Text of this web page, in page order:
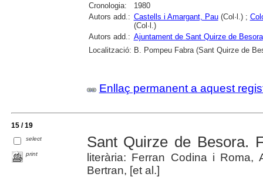
Cronologia:
1980
Autors add.: Castells i Amargant, Pau(Col·l.) ;
(Col·l.)
Autors add.: Ajuntament de Sant Quirze de Besora
Localització: B. Pompeu Fabra (Sant Quirze de
Enllaç permanent a aquest
15 / 19
select
print
Sant Quirze de Besora.
literària: Ferran Codina i
Bertran, [et al.]